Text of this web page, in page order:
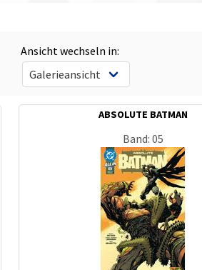
Ansicht wechseln in:
ABSOLUTE BATMAN
Band: 05